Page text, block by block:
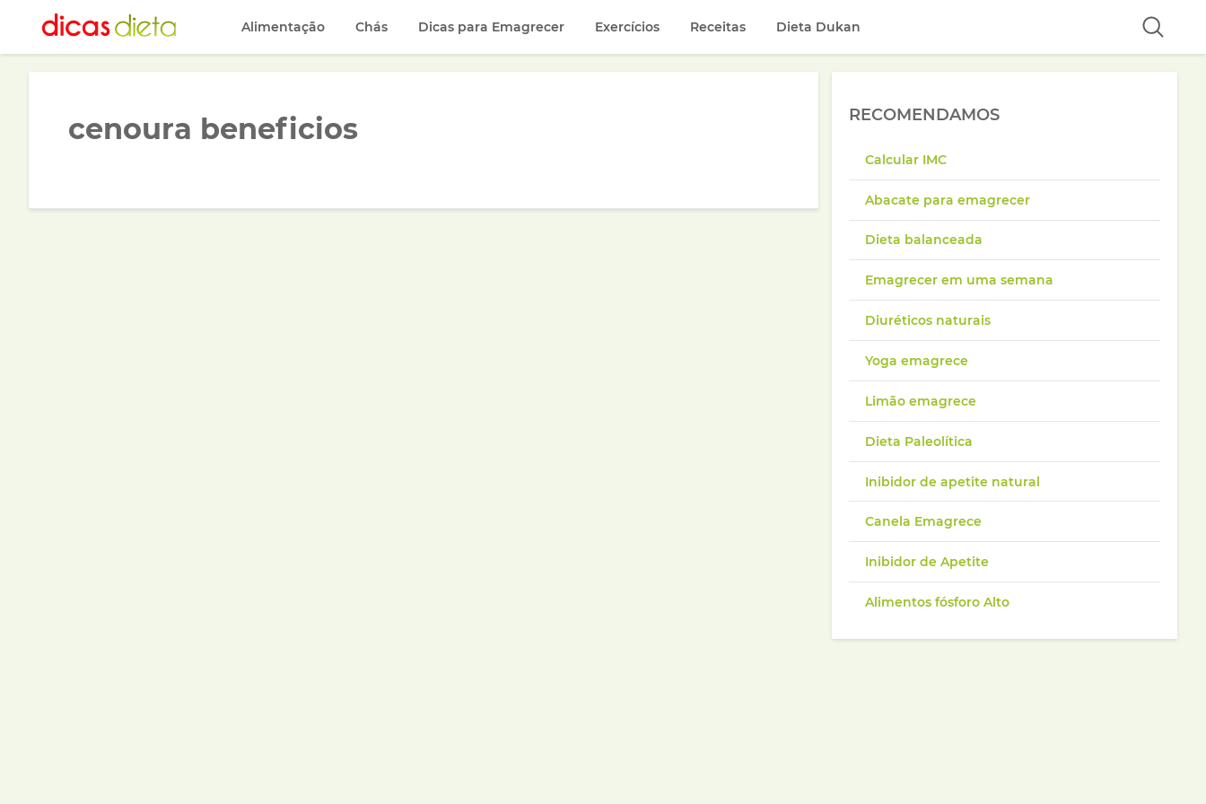
Alimentação Chás Dicas para Emagrecer Exercícios Receitas Dieta Dukan
cenoura beneficios RECOMENDAMOS
Calcular IMC
Abacate para emagrecer
Dieta balanceada
Emagrecer em uma semana
Diuréticos naturais
Yoga emagrece
Limão emagrece
Dieta Paleolítica
Inibidor de apetite natural
Canela Emagrece
Inibidor de Apetite
Alimentos fósforo Alto